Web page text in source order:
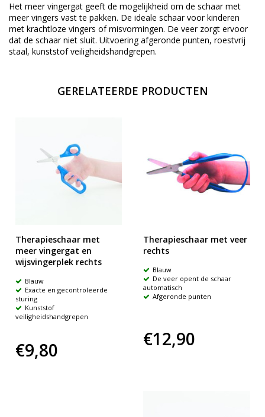
Het meer vingergat geeft de mogelijkheid om de schaar met
meer vingers vast te pakken. De ideale schaar voor kinderen
met krachtloze vingers of misvormingen. De veer zorgt ervoor
dat de schaar niet sluit. Uitvoering afgeronde punten, roestvrij
staal, kunststof veiligheidshandgrepen.
GERELATEERDE PRODUCTEN
Therapieschaar met
meer vingergat en
wijsvingerplek rechts
Blauw
Exacte en gecontroleerde
sturing
Kunststof
veiligheidshandgrepen
€9,80
Therapieschaar met veer
rechts
Blauw
De veer opent de schaar
automatisch
Afgeronde punten
€12,90